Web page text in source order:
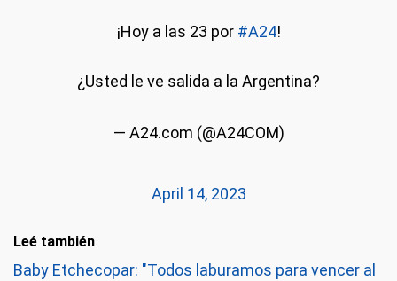
¡Hoy a las 23 por #A24!
¿Usted le ve salida a la Argentina?
— A24.com (@A24COM)
April 14, 2023
Leé también
Baby Etchecopar: "Todos laburamos para vencer al